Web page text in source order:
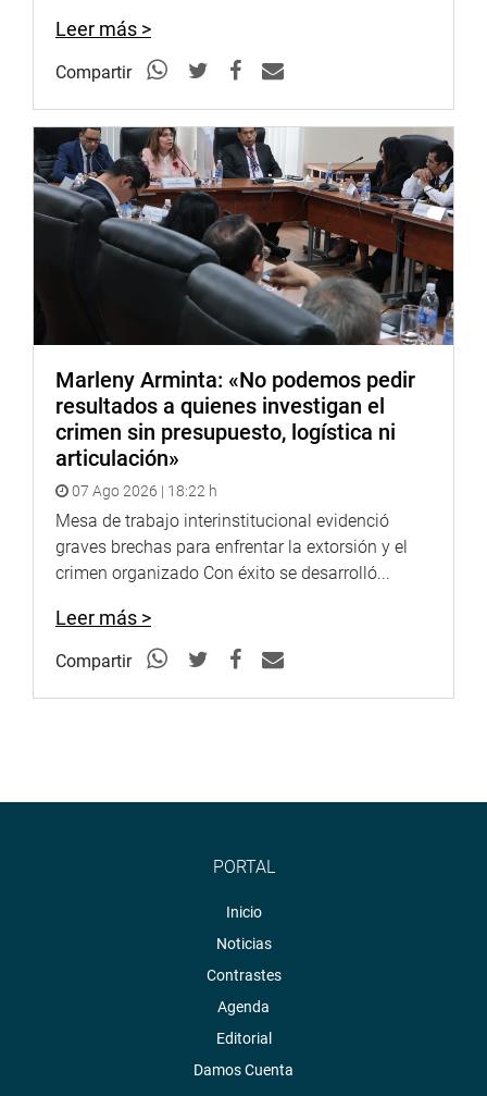
Leer más >
Compartir
Marleny Arminta: «No podemos pedir
resultados a quienes investigan el
crimen sin presupuesto, logística ni
articulación»
07 Ago 2026 | 18:22 h
Mesa de trabajo interinstitucional evidenció
graves brechas para enfrentar la extorsión y el
crimen organizado Con éxito se desarrolló...
Leer más >
Compartir
PORTAL
Inicio
Noticias
Contrastes
Agenda
Editorial
Damos Cuenta